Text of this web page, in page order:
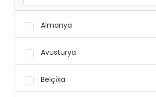
Reaksiyon Ve Süreç
Düzenleyiciler (Akseleratörler,
Proses Yardımcıları,
Vulkanizasyon Kimyasalları Vb.)
Kauçuk Üretim Ve Işleme Makineleri
Ekstruder Ve Mikserler
Almanya
Avusturya
Belçı̇ka